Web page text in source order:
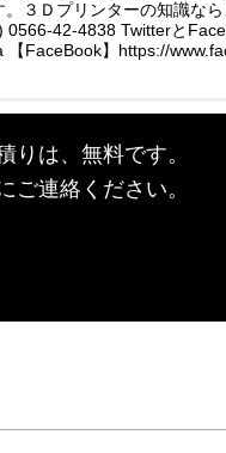
３Ｄプリンターの知識な
42-4838 Twitterと
【FaceBook】https://
りは、無料です。
ご連絡ください。